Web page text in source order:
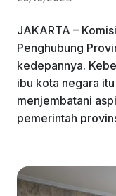
JAKARTA –
Penghubung
kedepannya.
ibu kota negara
menjembatani
pemerintah